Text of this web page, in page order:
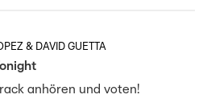
& DAVID GUETTA
anhören und voten!